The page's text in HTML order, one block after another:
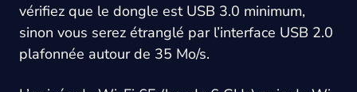
vérifiez que le dongle est USB 3.0 minimum,
sinon vous serez étranglé par l’interface USB 2.0
plafonnée autour de 35 Mo/s.